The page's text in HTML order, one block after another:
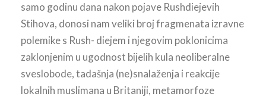
samo godinu dana nakon pojave Rushdiejevih
Stihova, donosi nam veliki broj fragmenata izravne
polemike s Rush- diejem i njegovim poklonicima
zaklonjenim u ugodnost bijelih kula neoliberalne
sveslobode, tadašnja (ne)snalaženja i reakcije
lokalnih muslimana u Britaniji, metamorfoze